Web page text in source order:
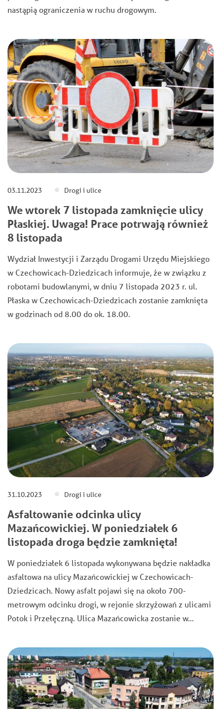
nastąpią ograniczenia w ruchu drogowym.
03.11.2023 Drogi i ulice
We wtorek 7 listopada zamknięcie ulicy
Płaskiej. Uwaga! Prace potrwają również
8 listopada
Wydział Inwestycji i Zarządu Drogami Urzędu Miejskiego
w Czechowicach-Dziedzicach informuje, że w związku z
robotami budowlanymi, w dniu 7 listopada 2023 r. ul.
Płaska w Czechowicach-Dziedzicach zostanie zamknięta
w godzinach od 8.00 do ok. 18.00.
31.10.2023 Drogi i ulice
Asfaltowanie odcinka ulicy
Mazańcowickiej. W poniedziałek 6
listopada droga będzie zamknięta!
W poniedziałek 6 listopada wykonywana będzie nakładka
asfaltowa na ulicy Mazańcowickiej w Czechowicach-
Dziedzicach. Nowy asfalt pojawi się na około 700-
metrowym odcinku drogi, w rejonie skrzyżowań z ulicami
Potok i Przełęczną. Ulica Mazańcowicka zostanie w…